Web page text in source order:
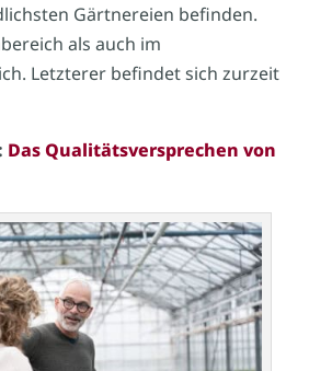
Gärtnereien befinden.
als auch im
Letzterer befindet sich zurzeit
Das Qualitätsversprechen von